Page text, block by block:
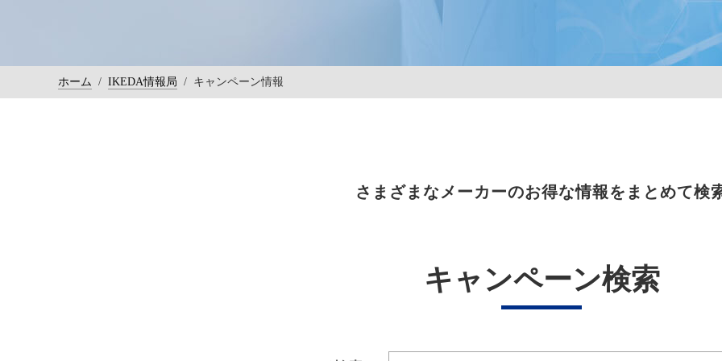
ホーム / IKEDA情報局 / キャンペーン情報
さまざまなメーカーのお得な情報をまとめて検
キャンペーン検索